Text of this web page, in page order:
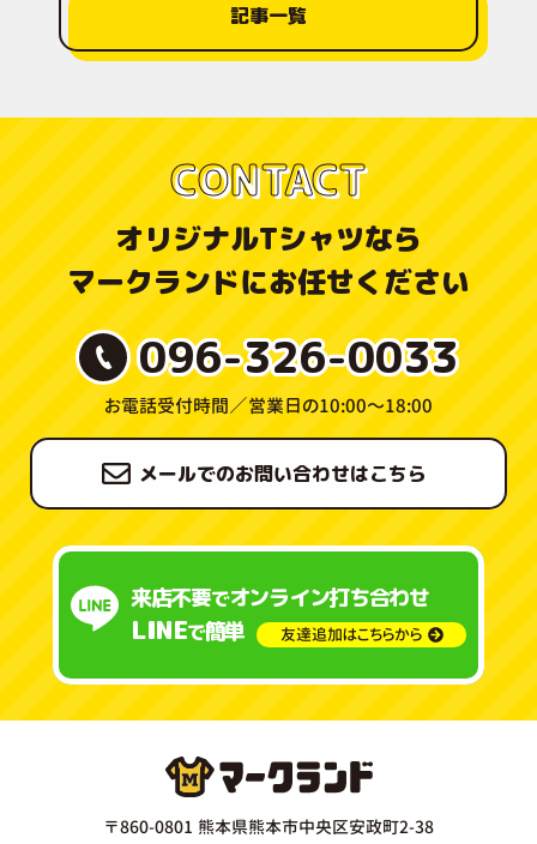
記事一覧
CONTACT
オリジナルTシャツなら
マークランドにお任せください
096-326-0033
お電話受付時間／営業日の10:00〜18:00
メールでのお問い合わせはこちら
来店不要でオンライン打ち合わせ
LINEで簡単 友達追加はこちらから
〒860-0801 熊本県熊本市中央区安政町2-38